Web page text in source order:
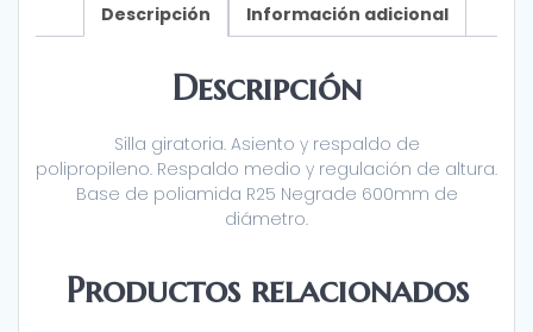
Descripción Información adicional
Descripción
Silla giratoria. Asiento y respaldo de
polipropileno. Respaldo medio y regulación de altura.
Base de poliamida R25 Negrade 600mm de
diámetro.
Productos relacionados